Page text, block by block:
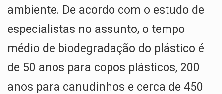
ambiente. De acordo com o estudo de
especialistas no assunto, o tempo
médio de biodegradação do plástico é
de 50 anos para copos plásticos, 200
anos para canudinhos e cerca de 450